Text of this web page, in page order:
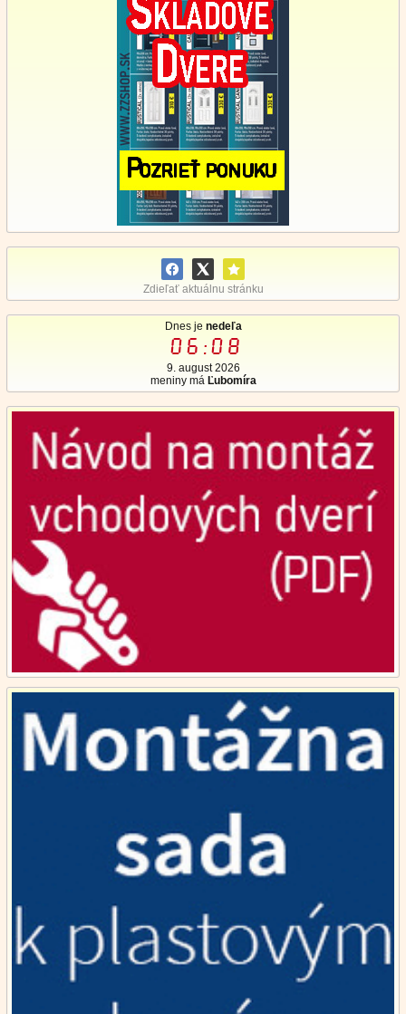
Zdieľať aktuálnu stránku
Dnes je nedeľa
06:08
9. august 2026
meniny má Ľubomíra